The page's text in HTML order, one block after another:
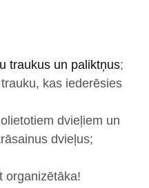
traukus un paliktņus;
kas iederēsies
dvieļiem un
dvieļus;
organizētāka!